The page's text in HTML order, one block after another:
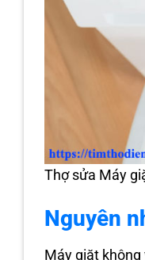
Thợ sửa Máy
Nguyên
Máy giặt